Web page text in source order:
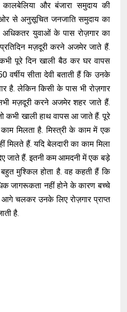
और बंजारा समुदाय की
से अनुसूचित जनजाति समुदाय का
अधिकतर युवाओं के पास रोज़गार का
मज़दूरी करने अजमेर जाते हैं.
पूरे दिन खाली बैठ कर घर वापस
सीता देवी बताती हैं कि उनके
है. लेकिन किसी के पास भी रोज़गार
मज़दूरी करने अजमेर शहर जाते हैं.
कभी खाली हाथ वापस आ जाते हैं. पूरे
मिलता है. मिस्त्री के काम में एक
हैं. यदि बेलदारी का काम मिला
जाते हैं. इतनी कम आमदनी में एक बड़े
मुश्किल होता है. वह कहती हैं कि
जागरूकता नहीं होने के कारण बच्चे
आगे चलकर उनके लिए रोज़गार प्राप्त
है.